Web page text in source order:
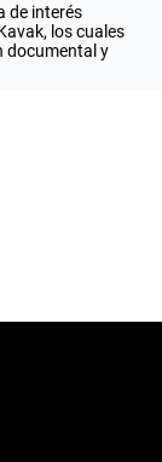
de interés
los cuales
documental y